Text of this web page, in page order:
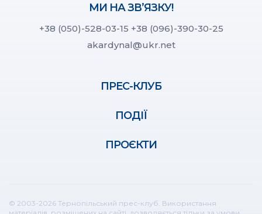
МИ НА ЗВ’ЯЗКУ!
+38 (050)-528-03-15 +38 (096)-390-30-25
akardynal@ukr.net
ПРЕС-КЛУБ
ПОДІЇ
ПРОЄКТИ
© 2003-2026 Тернопільський прес-клуб. Використання